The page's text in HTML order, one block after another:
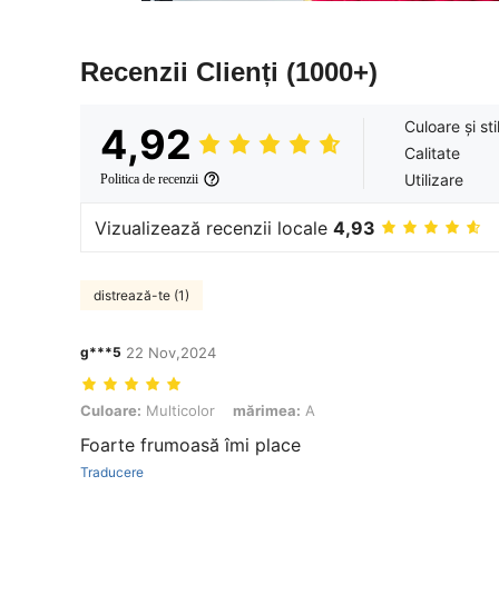
Recenzii Clienți (1000+)
4,92
Politica de recenzii
Culoare și stil
Calitate
Utilizare
Vizualizează recenzii locale 4,93
distrează-te (1)
g***5 22 Nov,2024
Culoare: Multicolor, mărimea: A
Culoare: Multicolor mărimea: A
Foarte frumoasă îmi place
Traducere